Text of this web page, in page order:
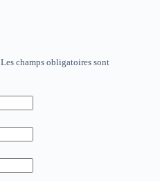
Les champs obligatoires sont